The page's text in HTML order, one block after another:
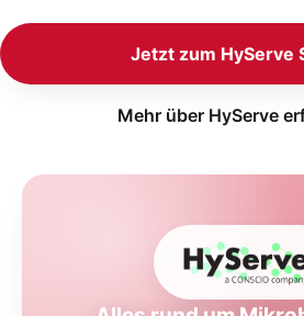
Jetzt zum HyServe
Mehr über HyServe